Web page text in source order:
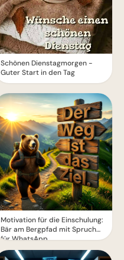
Schönen Dienstagmorgen -
Guter Start in den Tag
Motivation für die Einschulung:
Bär am Bergpfad mit Spruch
für WhatsApp